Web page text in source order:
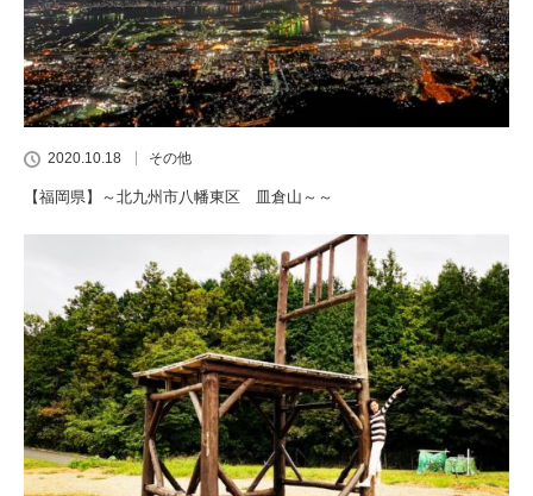
2020.10.18 その他
【福岡県】～北九州市八幡東区 皿倉山～～